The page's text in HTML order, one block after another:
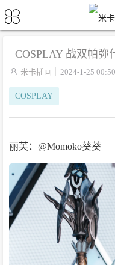
COSPLAY 战双帕弥
 米卡插画 2024-1-25
COSPLAY
丽芙：@Momoko葵葵